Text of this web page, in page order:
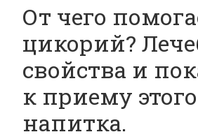
От чего
цикорий?
свойства и
к приему этого
напитка.